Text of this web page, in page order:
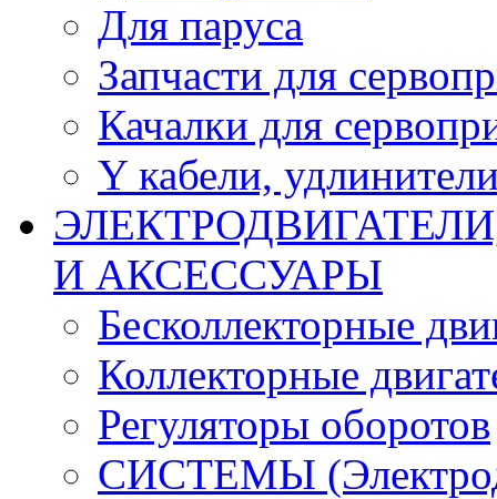
Для паруса
Запчасти для
Качалки для
Y кабели,
И АКСЕССУАРЫ
Бесколлекторные
Коллекторные
Регуляторы оборотов
СИСТЕМЫ